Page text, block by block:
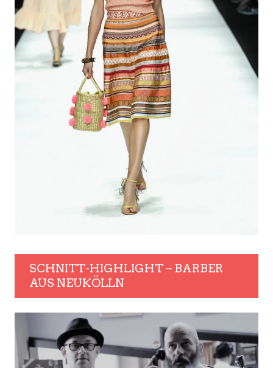
SCHNITT-HIGHLIGHT – BARBER
AUS NEUKÖLLN